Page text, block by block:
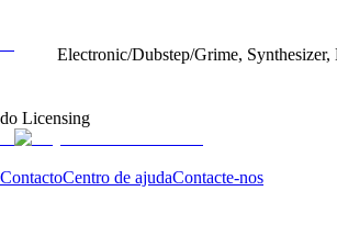
Electronic/Dubstep/Grime, Synthesizer,
Licensing
ContactoCentro de ajudaContacte-nos